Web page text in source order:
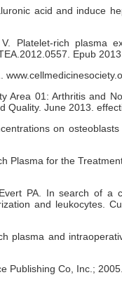
acid and induce
Platelet-rich plasma
Epub
Area 01: Arthritis and
Quality. June 2013.
on
Plasma for the
PA. In search of a
and leukocytes.
plasma and
Publishing Co, Inc.; 2005.